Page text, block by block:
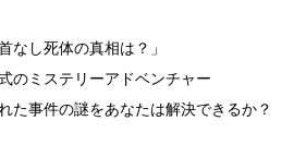
なし死体の真相は？」
のミステリーアドベンチャー
た事件の謎をあなたは解決できるか？